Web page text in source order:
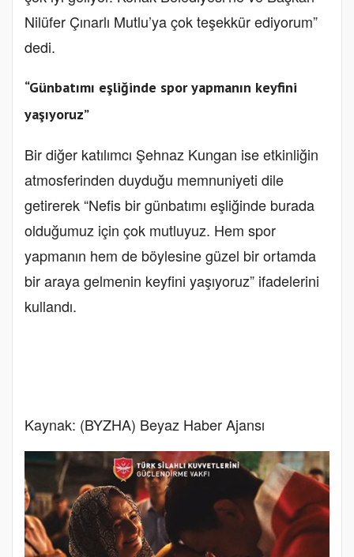
Nilüfer Çınarlı Mutlu’ya çok teşekkür ediyorum”
dedi.
“Günbatımı eşliğinde spor yapmanın keyfini
yaşıyoruz”
Bir diğer katılımcı Şehnaz Kungan ise etkinliğin
atmosferinden duyduğu memnuniyeti dile
getirerek “Nefis bir günbatımı eşliğinde burada
olduğumuz için çok mutluyuz. Hem spor
yapmanın hem de böylesine güzel bir ortamda
bir araya gelmenin keyfini yaşıyoruz” ifadelerini
kullandı.
Kaynak: (BYZHA) Beyaz Haber Ajansı